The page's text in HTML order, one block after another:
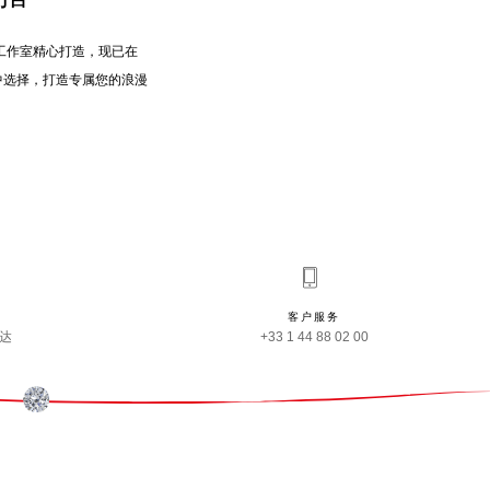
作室精心打造，现已在
择，打造专属您的浪漫
客户服务
+33 1 44 88 02 00